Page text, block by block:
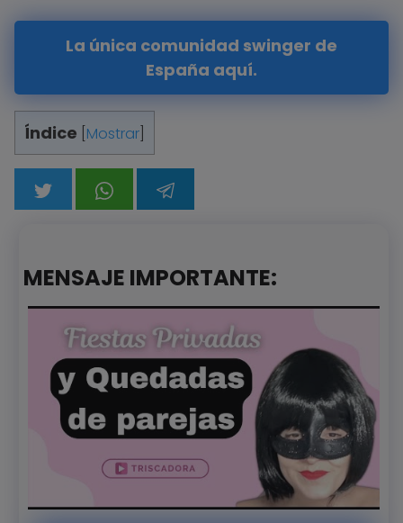
La única comunidad swinger de
España aquí.
Índice Mostrar
MENSAJE IMPORTANTE: